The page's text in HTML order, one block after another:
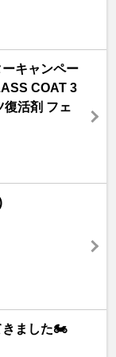
キャンペー
COAT 3
復活剤 フェ
きました🏍️